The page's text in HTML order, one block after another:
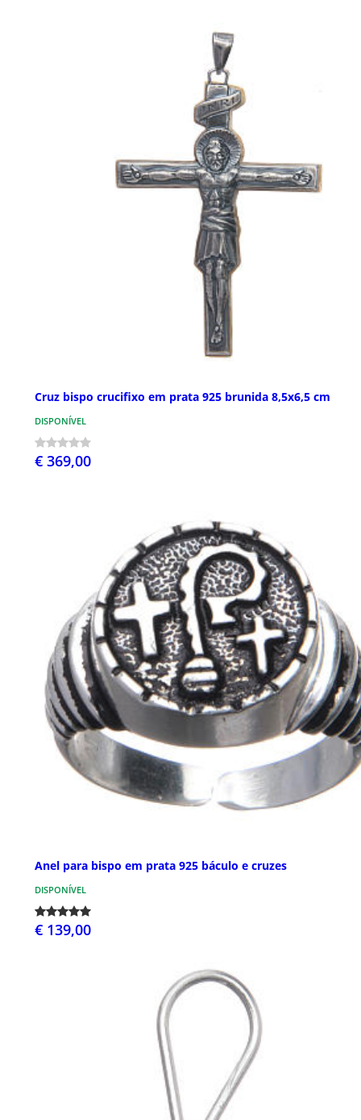
Cruz bispo crucifixo em prata 925 brunida 8,5x6,5 cm
DISPONÍVEL
€ 369,00
Anel para bispo em prata 925 báculo e cruzes
DISPONÍVEL
€ 139,00